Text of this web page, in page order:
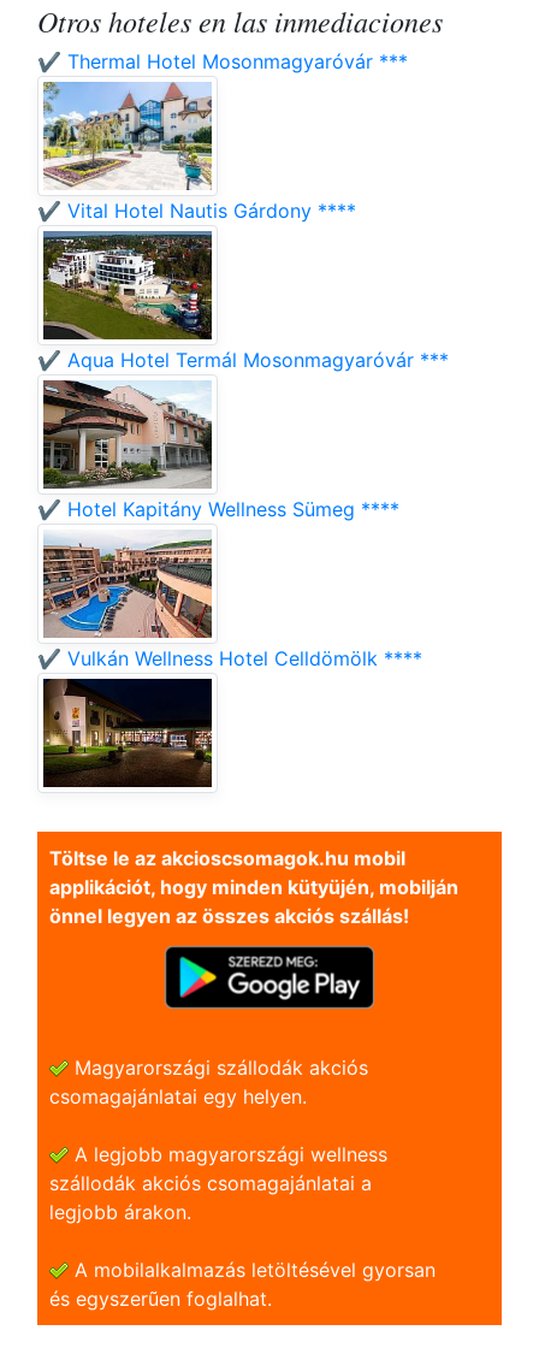
Otros hoteles en las inmediaciones
✔️ Thermal Hotel Mosonmagyaróvár ***
✔️ Vital Hotel Nautis Gárdony ****
✔️ Aqua Hotel Termál Mosonmagyaróvár ***
✔️ Hotel Kapitány Wellness Sümeg ****
✔️ Vulkán Wellness Hotel Celldömölk ****
Töltse le az akcioscsomagok.hu mobil
applikációt, hogy minden kütyüjén, mobilján
önnel legyen az összes akciós szállás!
Magyarországi szállodák akciós
csomagajánlatai egy helyen.
A legjobb magyarországi wellness
szállodák akciós csomagajánlatai a
legjobb árakon.
A mobilalkalmazás letöltésével gyorsan
és egyszerũen foglalhat.